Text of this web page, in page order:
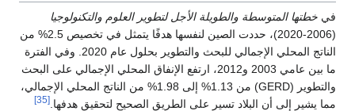
في خطتها المتوسطة والطويلة الأجل لتطوير العلوم والتكنولوجيا
(2006-2020)، حددت الصين لنفسها هدفًا يتمثل في تخصيص 2.5% من
الناتج المحلي الإجمالي للبحث والتطوير بحلول عام 2020. وفي الفترة
ما بين عامي 2003 و2012، ارتفع الإنفاق المحلي الإجمالي على البحث
والتطوير (GERD) من 1.13% إلى 1.98% من الناتج المحلي الإجمالي،
مما يشير إلى أن البلاد تسير على الطريق الصحيح لتحقيق هدفها. [35]